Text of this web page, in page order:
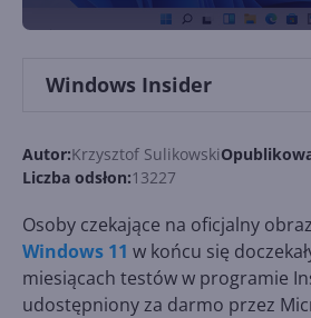
Windows Insider
Autor:Krzysztof Sulikowski
Liczba odsłon:13227
Osoby czekające na oficjalny
Windows 11 w końcu się
miesiącach testów w programie
udostępniony za darmo przez